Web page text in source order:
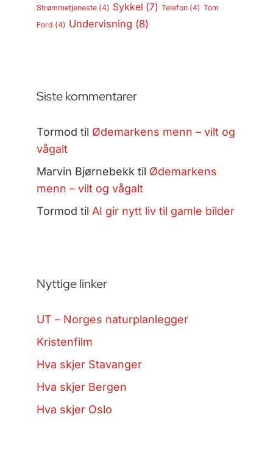
Strømmetjeneste(4) Sykkel (7) Telefon(4) Tom
Ford (4) Undervisning (8)
Siste kommentarer
Tormod til Ødemarkens menn – vilt og
vågalt
Marvin Bjørnebekk til Ødemarkens
menn – vilt og vågalt
Tormod til AI gir nytt liv til gamle bilder
Nyttige linker
UT – Norges naturplanlegger
Kristenfilm
Hva skjer Stavanger
Hva skjer Bergen
Hva skjer Oslo